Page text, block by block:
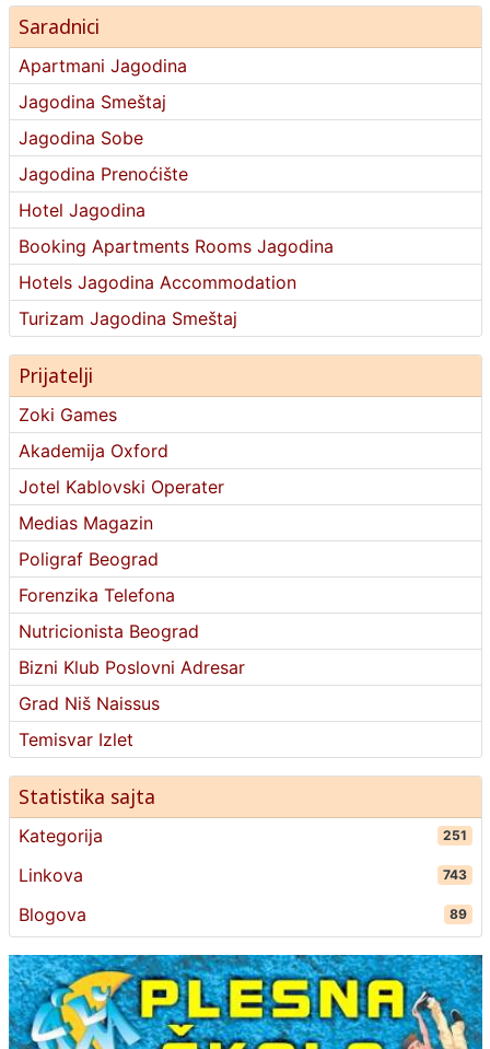
Saradnici
Apartmani Jagodina
Jagodina Smeštaj
Jagodina Sobe
Jagodina Prenoćište
Hotel Jagodina
Booking Apartments Rooms Jagodina
Hotels Jagodina Accommodation
Turizam Jagodina Smeštaj
Prijatelji
Zoki Games
Akademija Oxford
Jotel Kablovski Operater
Medias Magazin
Poligraf Beograd
Forenzika Telefona
Nutricionista Beograd
Bizni Klub Poslovni Adresar
Grad Niš Naissus
Temisvar Izlet
Statistika sajta
Kategorija 251
Linkova 743
Blogova 89